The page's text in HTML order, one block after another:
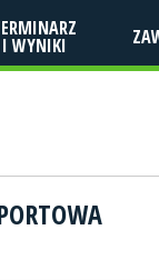
I WYNIKI